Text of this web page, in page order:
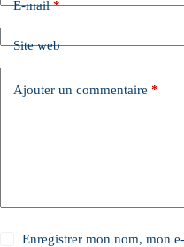
E-mail*
Site web
Ajouter un commentaire *
Enregistrer mon nom, mon
v
e